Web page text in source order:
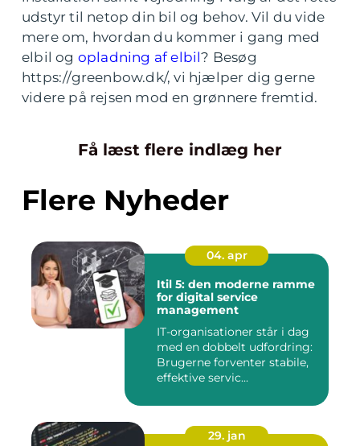
udstyr til netop din bil og behov. Vil du vide
mere om, hvordan du kommer i gang med
elbil og opladning af elbil? Besøg
https://greenbow.dk/, vi hjælper dig gerne
videre på rejsen mod en grønnere fremtid.
Få læst flere indlæg her
Flere Nyheder
04. apr
Itil 5: den moderne ramme
for digital service
management
IT-organisationer står i dag
med en dobbelt udfordring:
Brugerne forventer stabile,
effektive servic...
29. jan